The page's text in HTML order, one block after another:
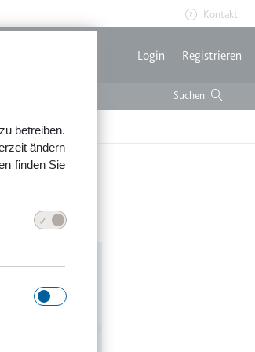
betreiben.
ändern
finden Sie
Kontakt
Login Registrieren